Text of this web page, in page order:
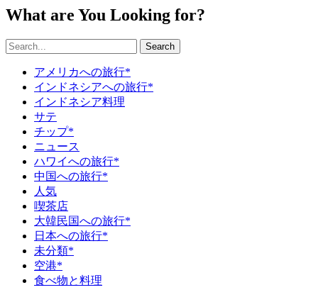
What are You Looking for?
Search
アメリカへの旅行*
インドネシアへの旅行*
インドネシア料理
サテ
チップ*
ニュース
ハワイへの旅行*
中国への旅行*
人気
喫茶店
大韓民国への旅行*
日本への旅行*
未分類*
空港*
食べ物と料理